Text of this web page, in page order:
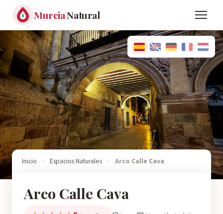
MurciaNatural
Inicio › Espacios Naturales › Arco Calle Cava
Arco Calle Cava